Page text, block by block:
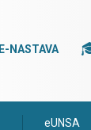
E-NASTAVA
eUNSA